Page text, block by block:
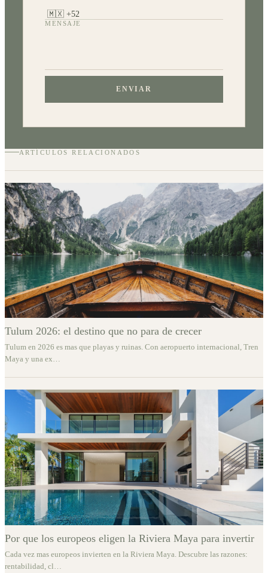
MENSAJE
ENVIAR
ARTÍCULOS RELACIONADOS
Tulum 2026: el destino que no para de crecer
Tulum en 2026 es mas que playas y ruinas. Con aeropuerto internacional, Tren
Maya y una ex…
Por que los europeos eligen la Riviera Maya para invertir
Cada vez mas europeos invierten en la Riviera Maya. Descubre las razones:
rentabilidad, cl…